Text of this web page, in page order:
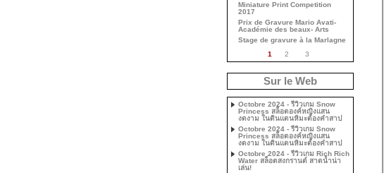
Miniature Print Competition
2017
Prix de Gravure Mario Avati-
Académie des beaux- Arts
Stage de gravure à la Marlagne
1
2 3
Sur le Web
Octobre 2024 - รีวิวเกม Snow
Princess สล็อตองค์หญิงแสน
งดงาม ในดินแดนหิมะต้องคำสาป
Octobre 2024 - รีวิวเกม Snow
Princess สล็อตองค์หญิงแสน
งดงาม ในดินแดนหิมะต้องคำสาป
Octobre 2024 - รีวิวเกม Rich Rich
Water สล็อตสงกรานต์ สาดน้ำน่า
เล่น!